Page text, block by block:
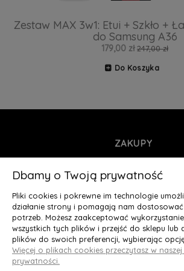
Zestaw MAX 3w1: Etui + Szkło +
do Samsung A36
179,00 zł 247,00 zł
Do Koszyka
ZAKUPY
INFORMACJE
MOJE KONTO
O NAS
Deluxury.pl
Dbamy o Twoją prywatność
Pliki cookies i pokrewne im technologie
działanie strony i pomagają nam
potrzeb. Możesz zaakceptować
wszystkich tych plików i przejść do sklepu lub
plików do swoich preferencji, wybierając
Więcej o plikach cookies przeczytasz w
prywatności.